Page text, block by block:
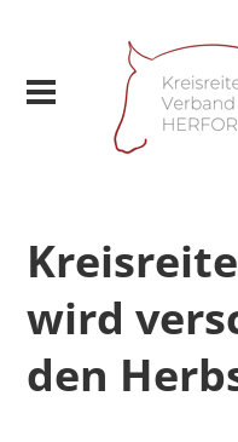
wird
den